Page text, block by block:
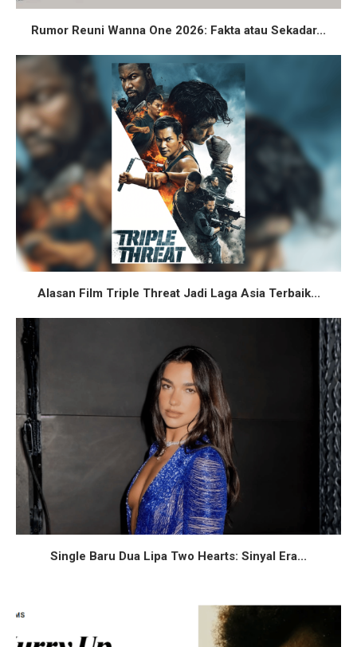
Rumor Reuni Wanna One 2026: Fakta atau Sekadar...
Alasan Film Triple Threat Jadi Laga Asia Terbaik...
Single Baru Dua Lipa Two Hearts: Sinyal Era...